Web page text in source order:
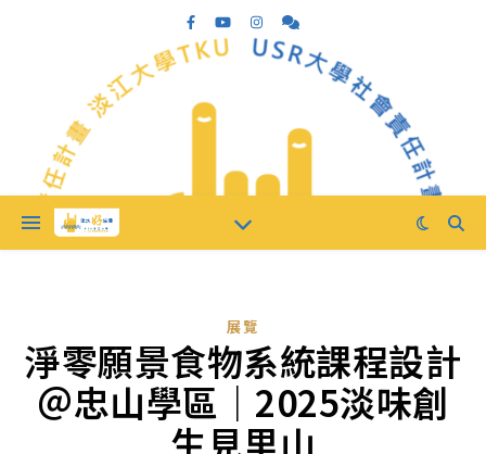
展覽
淨零願景食物系統課程設計
＠忠山學區｜2025淡味創
生見里山